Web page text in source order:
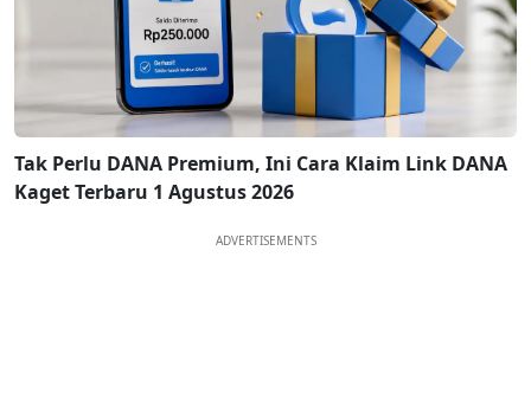
Tak Perlu DANA Premium, Ini Cara Klaim Link DANA
Kaget Terbaru 1 Agustus 2026
ADVERTISEMENTS